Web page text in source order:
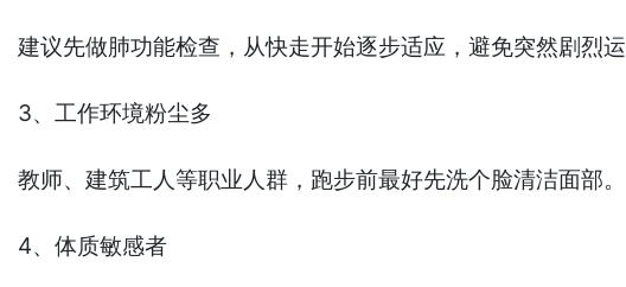
建议先做肺功能检查，从快走开始逐步适应，避免突然剧烈运
3、工作环境粉尘多
教师、建筑工人等职业人群，跑步前最好先洗个脸清洁面部。
4、体质敏感者